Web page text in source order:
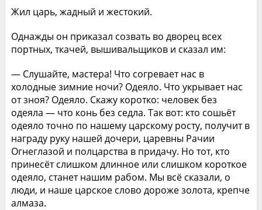
Жил царь, жадный и жестокий.
Однажды он приказал созвать во дворец всех
портных, ткачей, вышивальщиков и сказал им:
— Слушайте, мастера! Что согревает нас в
холодные зимние ночи? Одеяло. Что укрывает нас
от зноя? Одеяло. Скажу коротко: человек без
одеяла — что конь без седла. Так вот: кто сошьёт
одеяло точно по нашему царскому росту, получит в
награду руку нашей дочери, царевны Рачии
Огнеглазой и полцарства в придачу. Но тот, кто
принесёт слишком длинное или слишком короткое
одеяло, станет нашим рабом. Мы всё сказали, о
люди, и наше царское слово дороже золота, крепче
алмаза.